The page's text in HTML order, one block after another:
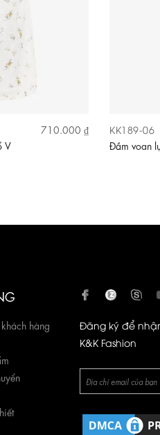
710.000 ₫
V
KK189-06
Đầm voan
hàng
Đăng ký để
K&K Fashion